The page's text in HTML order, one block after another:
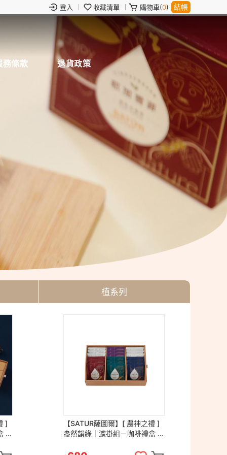
登入 收藏清單 購物車(0) 結帳
務條款 退貨政策
植系列
]
精
【SATUR薩圖爾】[ 農神之禮 ]
盎然韻綠｜濾掛組－咖啡禮盒 精